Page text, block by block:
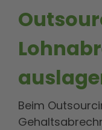
Beim